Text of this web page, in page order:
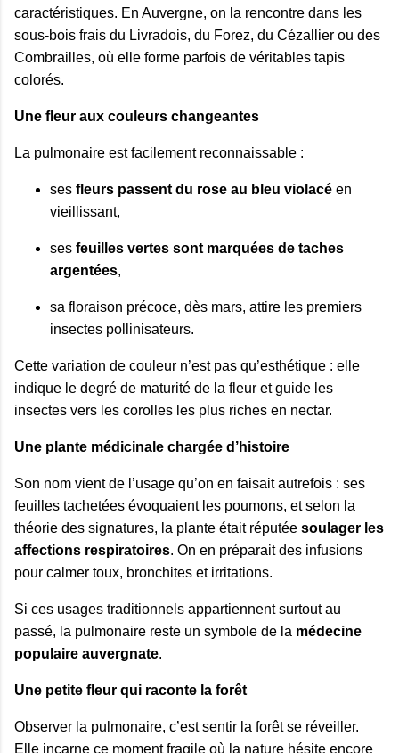
caractéristiques. En Auvergne, on la rencontre dans les
sous‑bois frais du Livradois, du Forez, du Cézallier ou des
Combrailles, où elle forme parfois de véritables tapis
colorés.
Une fleur aux couleurs changeantes
La pulmonaire est facilement reconnaissable :
ses fleurs passent du rose au bleu violacé en
vieillissant,
ses feuilles vertes sont marquées de taches
argentées,
sa floraison précoce, dès mars, attire les premiers
insectes pollinisateurs.
Cette variation de couleur n’est pas qu’esthétique : elle
indique le degré de maturité de la fleur et guide les
insectes vers les corolles les plus riches en nectar.
Une plante médicinale chargée d’histoire
Son nom vient de l’usage qu’on en faisait autrefois : ses
feuilles tachetées évoquaient les poumons, et selon la
théorie des signatures, la plante était réputée soulager les
affections respiratoires. On en préparait des infusions
pour calmer toux, bronchites et irritations.
Si ces usages traditionnels appartiennent surtout au
passé, la pulmonaire reste un symbole de la médecine
populaire auvergnate.
Une petite fleur qui raconte la forêt
Observer la pulmonaire, c’est sentir la forêt se réveiller.
Elle incarne ce moment fragile où la nature hésite encore